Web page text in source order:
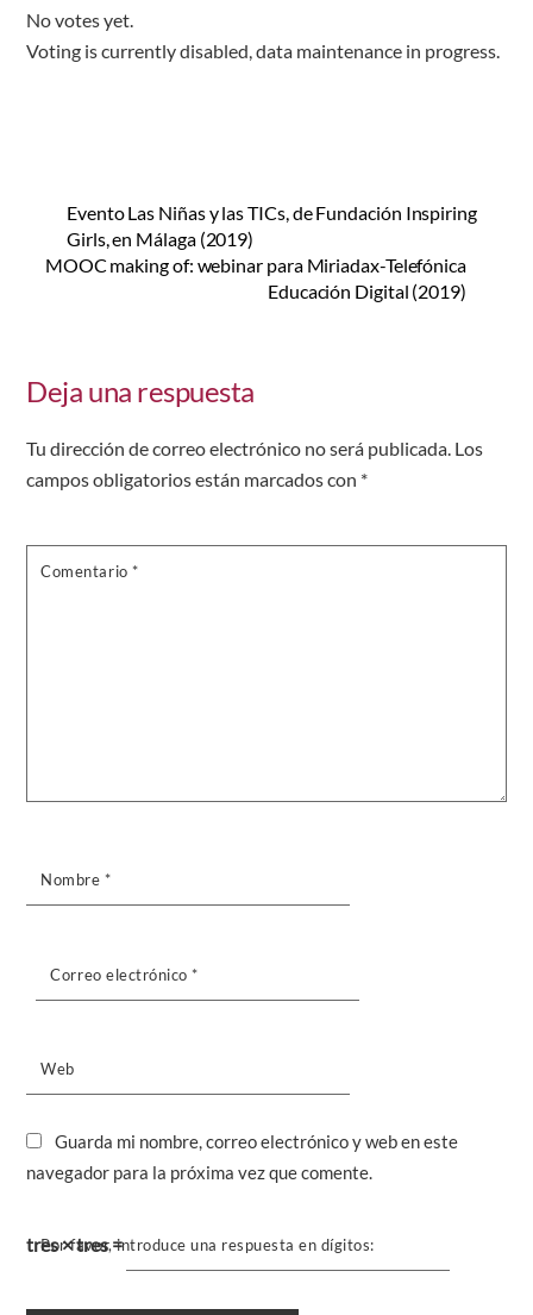
No votes yet.
Voting is currently disabled, data maintenance in progress.
Evento Las Niñas y las TICs, de Fundación Inspiring
Girls, en Málaga (2019)
MOOC making of: webinar para Miriadax-Telefónica
Educación Digital (2019)
Deja una respuesta
Tu dirección de correo electrónico no será publicada. Los
campos obligatorios están marcados con *
Comentario *
Nombre *
Correo electrónico *
Web
Guarda mi nombre, correo electrónico y web en este
navegador para la próxima vez que comente.
Por favor, introduce una respuesta en dígitos:
tres × tres =